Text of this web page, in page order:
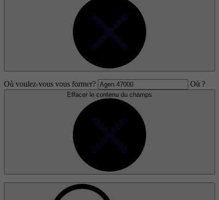
Où voulez-vous vous former? Où ?
Effacer le contenu du champs